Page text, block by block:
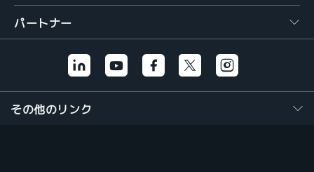
パートナー
その他のリンク